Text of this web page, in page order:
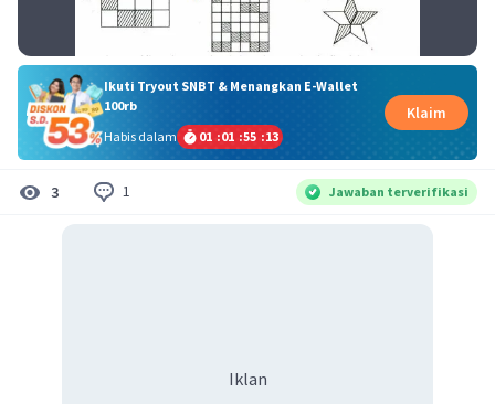
Ikuti Tryout SNBT & Menangkan E-Wallet
100rb
Habis dalam
01 :01 :55 :13
Klaim
3 1 Jawaban terverifikasi
Iklan